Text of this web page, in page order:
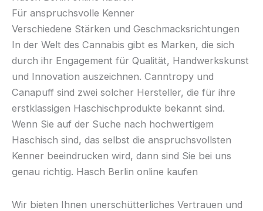
bis
€350.00
Für anspruchsvolle Kenner
Verschiedene Stärken und Geschmacksrichtungen
In der Welt des Cannabis gibt es Marken, die sich
durch ihr Engagement für Qualität, Handwerkskunst
und Innovation auszeichnen. Canntropy und
Canapuff sind zwei solcher Hersteller, die für ihre
erstklassigen Haschischprodukte bekannt sind.
Wenn Sie auf der Suche nach hochwertigem
Haschisch sind, das selbst die anspruchsvollsten
Kenner beeindrucken wird, dann sind Sie bei uns
genau richtig. Hasch Berlin online kaufen
Wir bieten Ihnen unerschütterliches Vertrauen und